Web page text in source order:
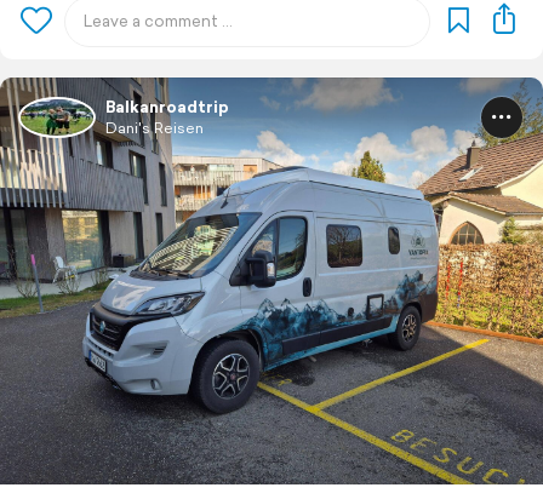
Balkanroadtrip
Dani's Reisen